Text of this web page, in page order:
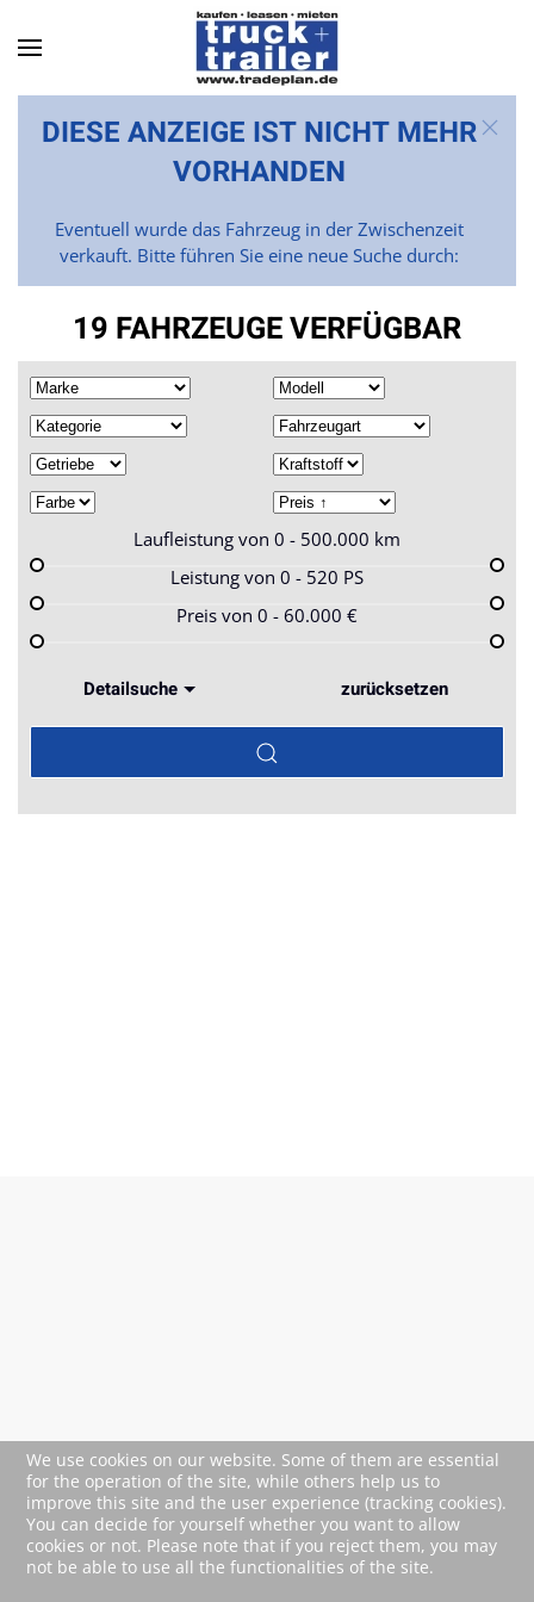
Skip to main content
DIESE ANZEIGE IST NICHT MEHR
VORHANDEN
Eventuell wurde das Fahrzeug in der Zwischenzeit
verkauft. Bitte führen Sie eine neue Suche durch:
19 FAHRZEUGE VERFÜGBAR
Laufleistung von 0 - 500.000 km
Leistung von 0 - 520 PS
Preis von 0 - 60.000 €
Detailsuche zurücksetzen
We use cookies on our website. Some of them are essential
for the operation of the site, while others help us to
improve this site and the user experience (tracking cookies).
You can decide for yourself whether you want to allow
cookies or not. Please note that if you reject them, you may
not be able to use all the functionalities of the site.